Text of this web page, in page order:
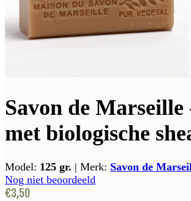
Savon de Marseille
met biologische
Model: 125 gr. | Merk: Savon de
Nog niet beoordeeld
€3,50